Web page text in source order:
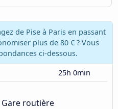
de Pise à Paris en passant
plus de 80 € ? Vous
ci-dessous.
25h 0min
routière